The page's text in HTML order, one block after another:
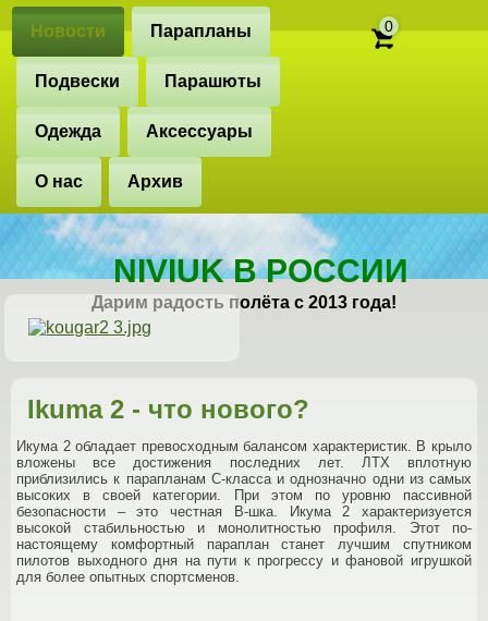
Новости Парапланы
Подвески Парашюты
Одежда Аксессуары
О нас Архив
0
NIVIUK В РОССИИ
Дарим радость полёта с 2013 года!
Ikuma 2 - что нового?
Икума 2 обладает превосходным балансом характеристик. В крыло
вложены все достижения последних лет. ЛТХ вплотную
приблизились к парапланам С-класса и однозначно одни из самых
высоких в своей категории. При этом по уровню пассивной
безопасности – это честная В-шка. Икума 2 характеризуется
высокой стабильностью и монолитностью профиля. Этот по-
настоящему комфортный параплан станет лучшим спутником
пилотов выходного дня на пути к прогрессу и фановой игрушкой
для более опытных спортсменов.